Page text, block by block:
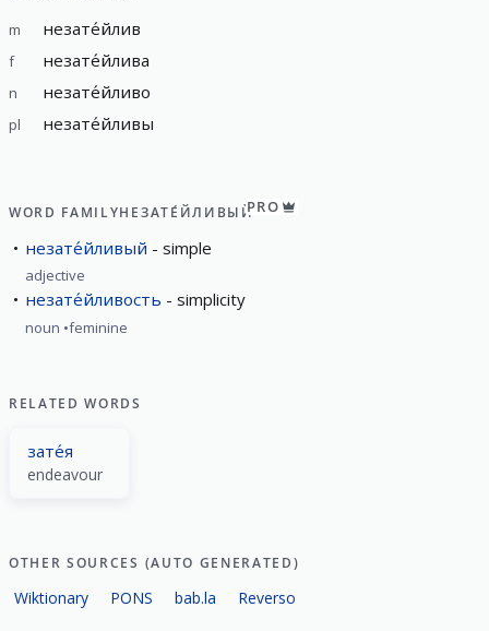
m незате́йлив
f незате́йлива
n незате́йливо
pl незате́йливы
WORD FAMILYНЕЗАТЕ́ЙЛИВЫЙPRO
незате́йливый simple
adjective
незате́йливость simplicity
noun feminine
RELATED WORDS
зате́я
endeavour
OTHER SOURCES (AUTO GENERATED)
Wiktionary PONS bab.la Reverso